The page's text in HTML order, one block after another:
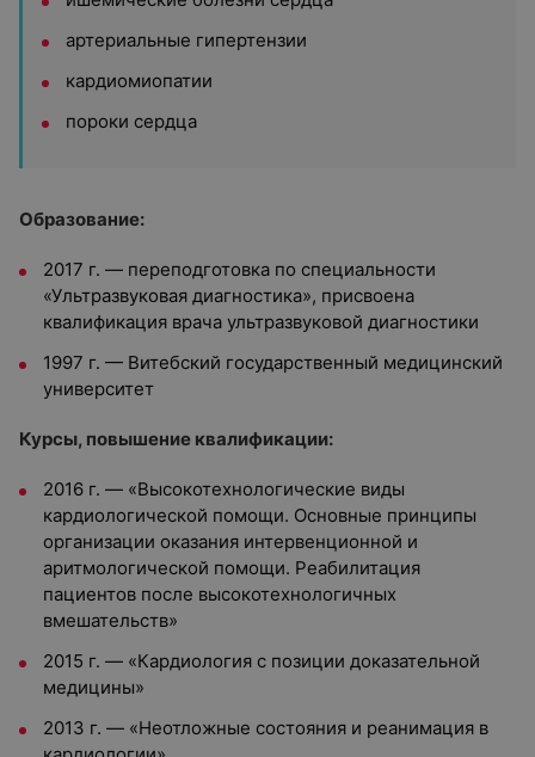
артериальные гипертензии
кардиомиопатии
пороки сердца
Образование:
2017 г. — переподготовка по специальности
«Ультразвуковая диагностика», присвоена
квалификация врача ультразвуковой диагностики
1997 г. — Витебский государственный медицинский
университет
Курсы, повышение квалификации:
2016 г. — «Высокотехнологические виды
кардиологической помощи. Основные принципы
организации оказания интервенционной и
аритмологической помощи. Реабилитация
пациентов после высокотехнологичных
вмешательств»
2015 г. — «Кардиология с позиции доказательной
медицины»
2013 г. — «Неотложные состояния и реанимация в